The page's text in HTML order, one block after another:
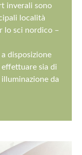
inverali sono
località
lo sci nordico –
disposizione
sia di
da